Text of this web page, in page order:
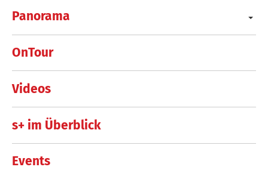
Panorama
OnTour
Videos
s+ im Überblick
Events